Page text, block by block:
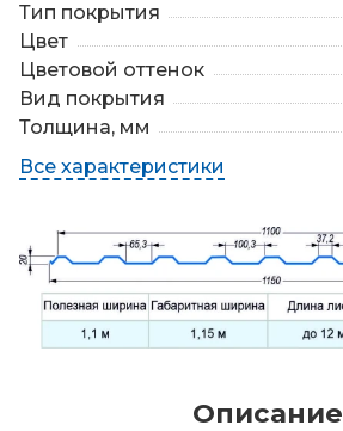
Тип покрытия
Цвет
Цветовой оттенок
Вид покрытия
Толщина, мм
Все характеристики
Описание